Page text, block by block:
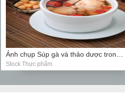
Stock Thực phẩm